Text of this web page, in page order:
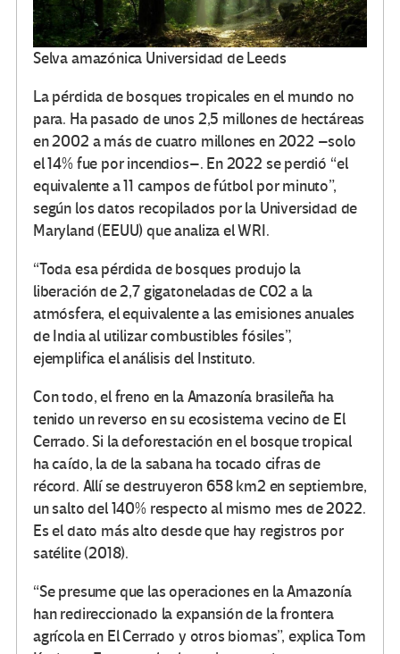
Selva amazónica Universidad de Leeds
La pérdida de bosques tropicales en el mundo no
para. Ha pasado de unos 2,5 millones de hectáreas
en 2002 a más de cuatro millones en 2022 –solo
el 14% fue por incendios–. En 2022 se perdió “el
equivalente a 11 campos de fútbol por minuto”,
según los datos recopilados por la Universidad de
Maryland (EEUU) que analiza el WRI.
“Toda esa pérdida de bosques produjo la
liberación de 2,7 gigatoneladas de CO2 a la
atmósfera, el equivalente a las emisiones anuales
de India al utilizar combustibles fósiles”,
ejemplifica el análisis del Instituto.
Con todo, el freno en la Amazonía brasileña ha
tenido un reverso en su ecosistema vecino de El
Cerrado. Si la deforestación en el bosque tropical
ha caído, la de la sabana ha tocado cifras de
récord. Allí se destruyeron 658 km2 en septiembre,
un salto del 140% respecto al mismo mes de 2022.
Es el dato más alto desde que hay registros por
satélite (2018).
“Se presume que las operaciones en la Amazonía
han redireccionado la expansión de la frontera
agrícola en El Cerrado y otros biomas”, explica Tom